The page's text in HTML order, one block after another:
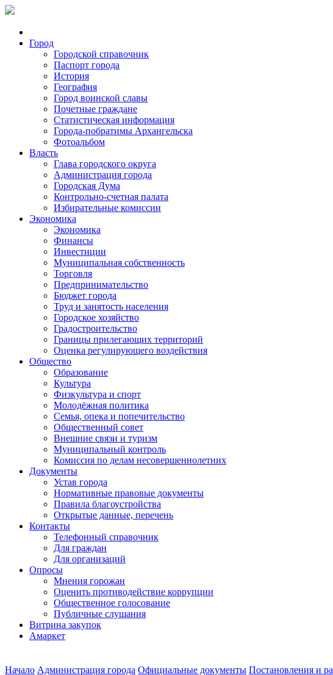
Город
Городской справочник
Паспорт города
История
География
Город воинской славы
Почетные граждане
Статистическая информация
Города-побратимы Архангельска
Фотоальбом
Власть
Глава городского округа
Администрация города
Городская Дума
Контрольно-счетная палата
Избирательные комиссии
Экономика
Экономика
Финансы
Инвестиции
Муниципальная собственность
Торговля
Предпринимательство
Бюджет города
Труд и занятость населения
Городское хозяйство
Градостроительство
Границы прилегающих территорий
Оценка регулирующего воздействия
Общество
Образование
Культура
Физкультура и спорт
Молодёжная политика
Семья, опека и попечительство
Общественный совет
Внешние связи и туризм
Муниципальный контроль
Комиссия по делам несовершеннолетних
Документы
Устав города
Нормативные правовые документы
Правила благоустройства
Открытые данные, перечень
Контакты
Телефонный справочник
Для граждан
Для организаций
Опросы
Мнения горожан
Оценить противодействие коррупции
Общественное голосование
Публичные слушания
Витрина закупок
Амаркет
Начало Администрация города Официальные документы Постановления и